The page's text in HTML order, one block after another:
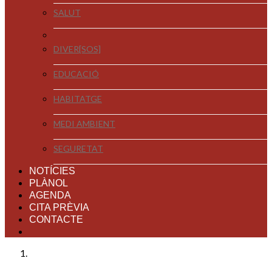
SALUT
DIVER[SOS]
EDUCACIÓ
HABITATGE
MEDI AMBIENT
SEGURETAT
NOTÍCIES
PLÀNOL
AGENDA
CITA PRÈVIA
CONTACTE